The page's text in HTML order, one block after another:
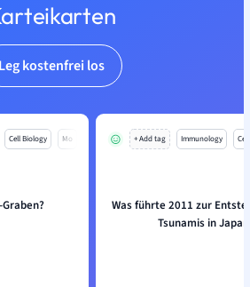
Leg kostenfrei los
Cell Biology Mo + Add tag Immunology
Was führte 2011 zur
Tsunamis in